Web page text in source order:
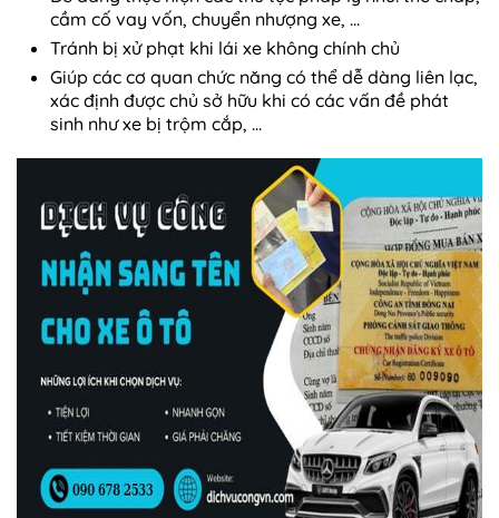
cầm cố vay vốn, chuyển nhượng xe, …
Tránh bị xử phạt khi lái xe không chính chủ
Giúp các cơ quan chức năng có thể dễ dàng liên lạc,
xác định được chủ sở hữu khi có các vấn đề phát
sinh như xe bị trộm cắp, …